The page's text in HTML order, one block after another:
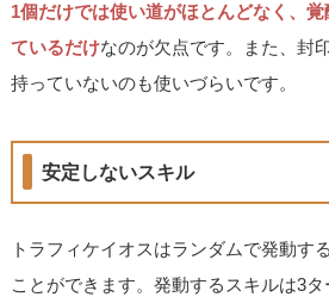
1個だけでは使い道がほとんどなく、
ているだけなのが欠点です。また、封
持っていないのも使いづらいです。
安定しないスキル
トラフィケイオスはランダムで発動す
ことができます。発動するスキルは3